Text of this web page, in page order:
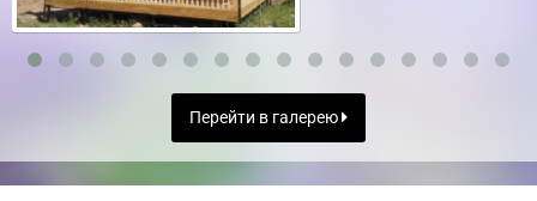
Перейти в галерею